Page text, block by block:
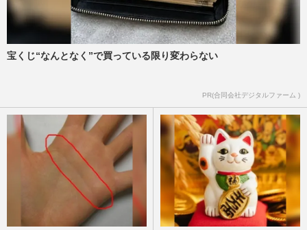
宝くじ“なんとなく”で買っている限り変わらない
PR(合同会社デジタルファーム )